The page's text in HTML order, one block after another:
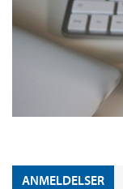
ANMELDELSER